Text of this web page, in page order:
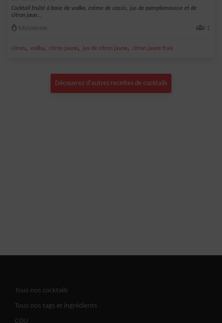
Cocktail fruité à base de vodka, crème de cassis, jus de pamplemousse et de
citron jaun...
Moyenne 1
citron, vodka, citron jaune, jus de citron jaune, citron jaune frais
Découvrez d'autres recettes de cocktails
Tous nos cocktails
Tous nos tags et ingrédients
CGU